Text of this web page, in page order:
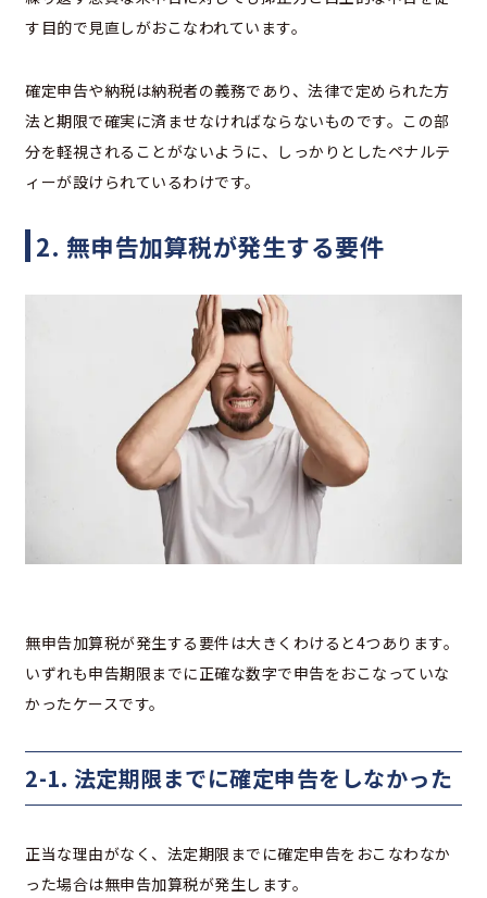
す目的で見直しがおこなわれています。
確定申告や納税は納税者の義務であり、法律で定められた方
法と期限で確実に済ませなければならないものです。この部
分を軽視されることがないように、しっかりとしたペナルテ
ィーが設けられているわけです。
2. 無申告加算税が発生する要件
無申告加算税が発生する要件は大きくわけると4つあります。
いずれも申告期限までに正確な数字で申告をおこなっていな
かったケースです。
2-1. 法定期限までに確定申告をしなかった
正当な理由がなく、法定期限までに確定申告をおこなわなか
った場合は無申告加算税が発生します。